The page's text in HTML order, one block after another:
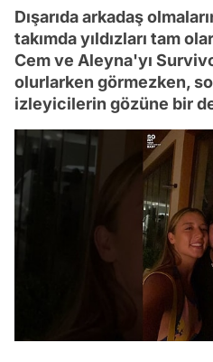
Dışarıda arkadaş
takımda yıldızları tam
Cem ve Aleyna'yı
olurlarken görmezken,
izleyicilerin gözüne bir